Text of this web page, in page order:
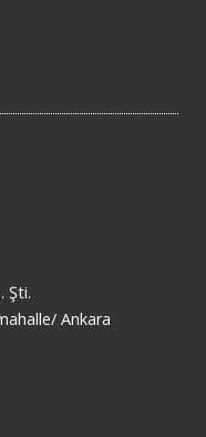
Şti.
Ankara